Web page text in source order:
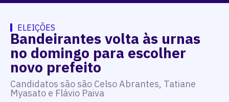
ELEIÇÕES
Bandeirantes volta às urnas
no domingo para escolher
novo prefeito
Candidatos são são Celso Abrantes, Tatiane
Myasato e Flávio Paiva